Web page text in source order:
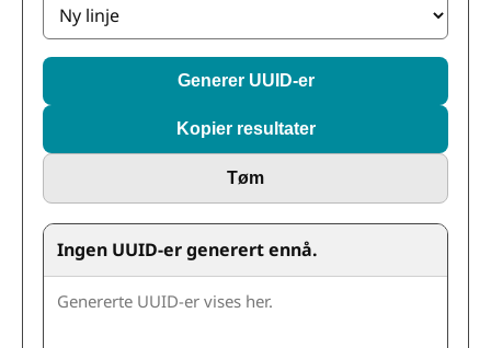
Generer UUID-er
Kopier resultater
Tøm
Ingen UUID-er generert ennå.